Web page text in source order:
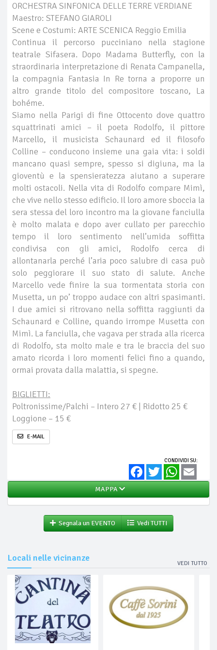
ORCHESTRA SINFONICA DELLE TERRE VERDIANE
Maestro: STEFANO GIAROLI
Scene e Costumi: ARTE SCENICA Reggio Emilia
Continua il percorso pucciniano nella stagione
teatrale Sifasera. Dopo Madama Butterfly, con la
straordinaria interpretazione di Renata Campanella,
la compagnia Fantasia In Re torna a proporre un
altro grande titolo del compositore toscano, La
bohéme.
Siamo nella Parigi di fine Ottocento dove quattro
squattrinati amici – il poeta Rodolfo, il pittore
Marcello, il musicista Schaunard ed il filosofo
Colline – conducono insieme una gaia vita: i soldi
mancano quasi sempre, spesso si digiuna, ma la
gioventù e la spensieratezza aiutano a superare
molti ostacoli. Nella vita di Rodolfo compare Mimì,
che vive nello stesso edificio. Il loro amore sboccia la
sera stessa del loro incontro ma la giovane fanciulla
è molto malata e dopo aver cullato per parecchio
tempo il loro sentimento nell’umida soffitta
condivisa con gli amici, Rodolfo cerca di
allontanarla perché l’aria poco salubre di casa può
solo peggiorare il suo stato di salute. Anche
Marcello vede finire la sua tormentata storia con
Musetta, un po’ troppo audace con altri spasimanti.
I due amici si ritrovano nella soffitta raggiunti da
Schaunard e Colline, quando irrompe Musetta con
Mimì. La fanciulla, che vagava per strada alla ricerca
di Rodolfo, sta molto male e tra le braccia del suo
amato ricorda i loro momenti felici fino a quando,
ormai provata dalla malattia, si spegne.
BIGLIETTI:
Poltronissime/Palchi – Intero 27 € | Ridotto 25 €
Loggione – 15 €
E-MAIL
CONDIVIDI SU:
FacebookTwitter WhatsApp
MAPPA
Segnala un EVENTO Vedi TUTTI
Locali nelle vicinanze
VEDI TUTTO